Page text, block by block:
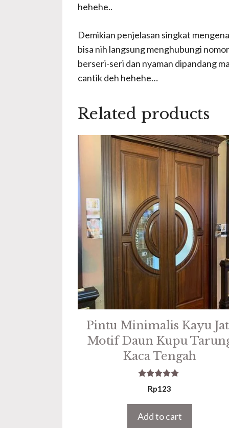
hehehe..
Demikian penjelasan singkat
bisa nih langsung menghubungi
berseri-seri dan nyaman dipandang
cantik deh hehehe…
Related products
Pintu Minimalis Kayu
Motif Daun Kupu
Kaca Tengah
5.00
out of 5
Rp123
Add to cart